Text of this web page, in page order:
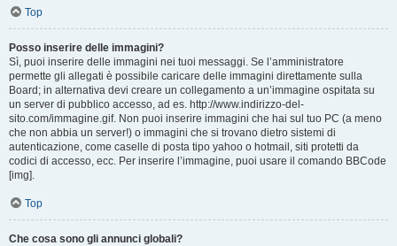
Top
Posso inserire delle immagini?
Sì, puoi inserire delle immagini nei tuoi messaggi. Se l’amministratore
permette gli allegati è possibile caricare delle immagini direttamente sulla
Board; in alternativa devi creare un collegamento a un’immagine ospitata su
un server di pubblico accesso, ad es. http://www.indirizzo-del-
sito.com/immagine.gif. Non puoi inserire immagini che hai sul tuo PC (a meno
che non abbia un server!) o immagini che si trovano dietro sistemi di
autenticazione, come caselle di posta tipo yahoo o hotmail, siti protetti da
codici di accesso, ecc. Per inserire l’immagine, puoi usare il comando BBCode
[img].
Top
Che cosa sono gli annunci globali?